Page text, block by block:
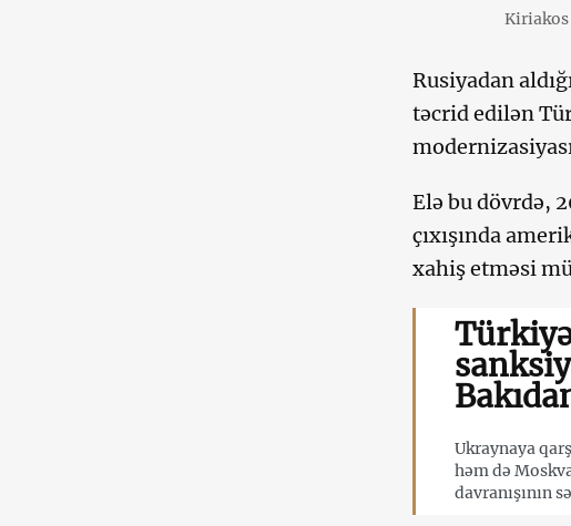
Kiriakos
Rusiyadan
təcrid edilən
Elə bu dövrdə,
çıxışında
xahiş etməsi
Ukraynaya
həm də
davranışının